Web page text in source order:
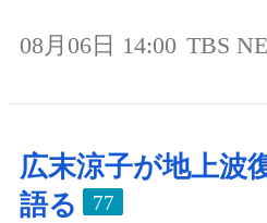
08月06日 14:00 TBS
広末涼子が地上波
語る
77